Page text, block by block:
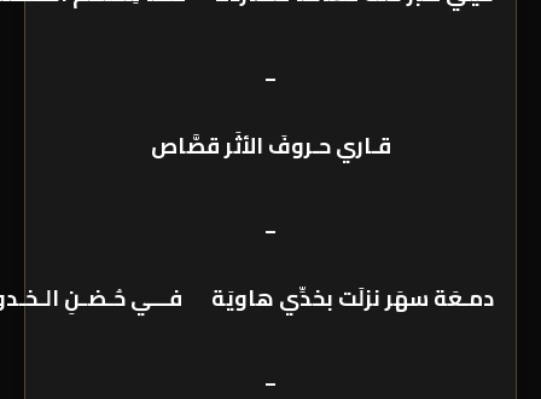
_
قـاري حـروفَ الأثَر قصَّاص
_
دمـعَة سهَر نزلَت بخدِّي هاويَة فـــي حُـضـنِ
_